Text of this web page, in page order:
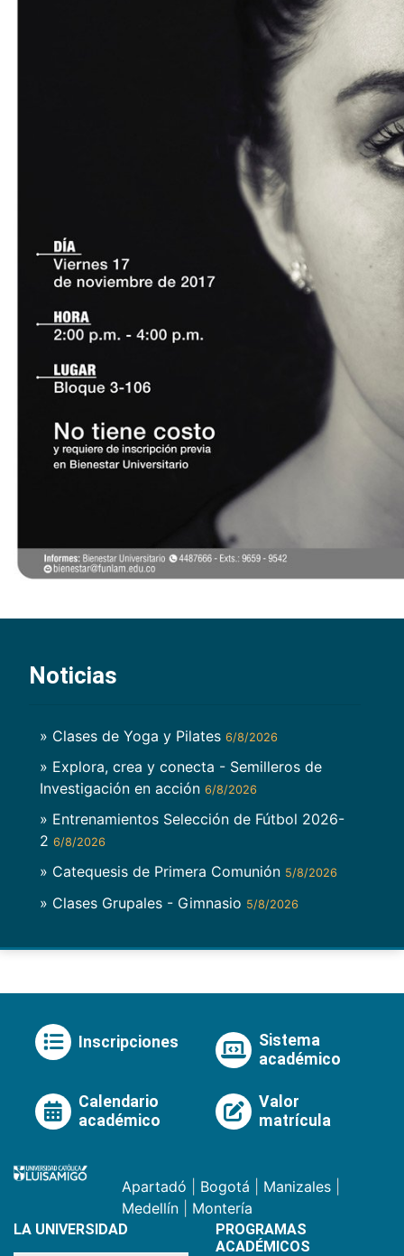
Noticias
» Clases de Yoga y Pilates 6/8/2026
» Explora, crea y conecta - Semilleros de
Investigación en acción 6/8/2026
» Entrenamientos Selección de Fútbol 2026-
2 6/8/2026
» Catequesis de Primera Comunión 5/8/2026
» Clases Grupales - Gimnasio 5/8/2026
Inscripciones
Sistema
académico
Calendario
académico
Valor
matrícula
Apartadó Bogotá Manizales
Medellín
Montería
LA UNIVERSIDAD
PROGRAMAS
ACADÉMICOS